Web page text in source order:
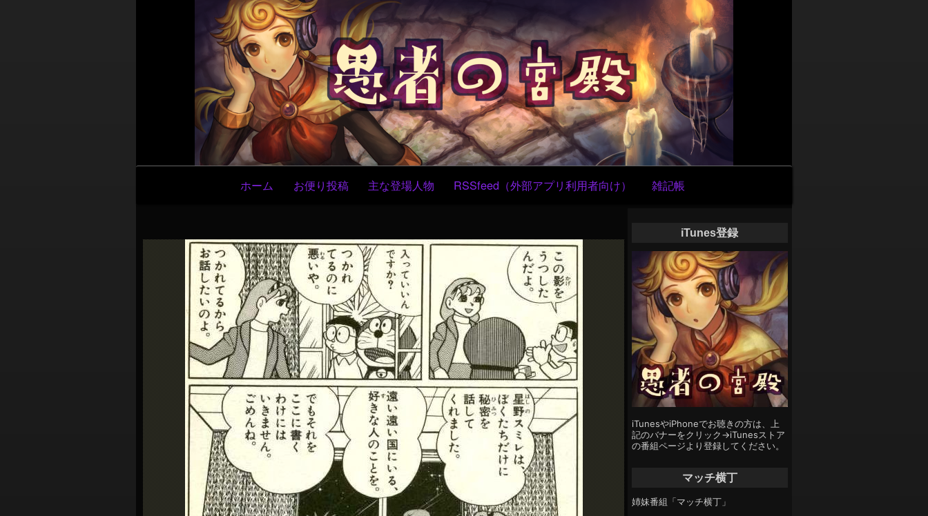
ン
テ
ン
ツ
へ
ス
キ
ッ
プ
ナ
ビ
ゲ
ー
シ
ョ
ン
ホーム お便り投稿 主な登場人物 RSSfeed（外部アプリ利用者向け） 雑記帳
iTunes登録
iTunesやiPhoneでお聴きの方は、上
記のバナーをクリック→iTunesストア
の番組ページより登録してください。
マッチ横丁
姉妹番組「マッチ横丁」